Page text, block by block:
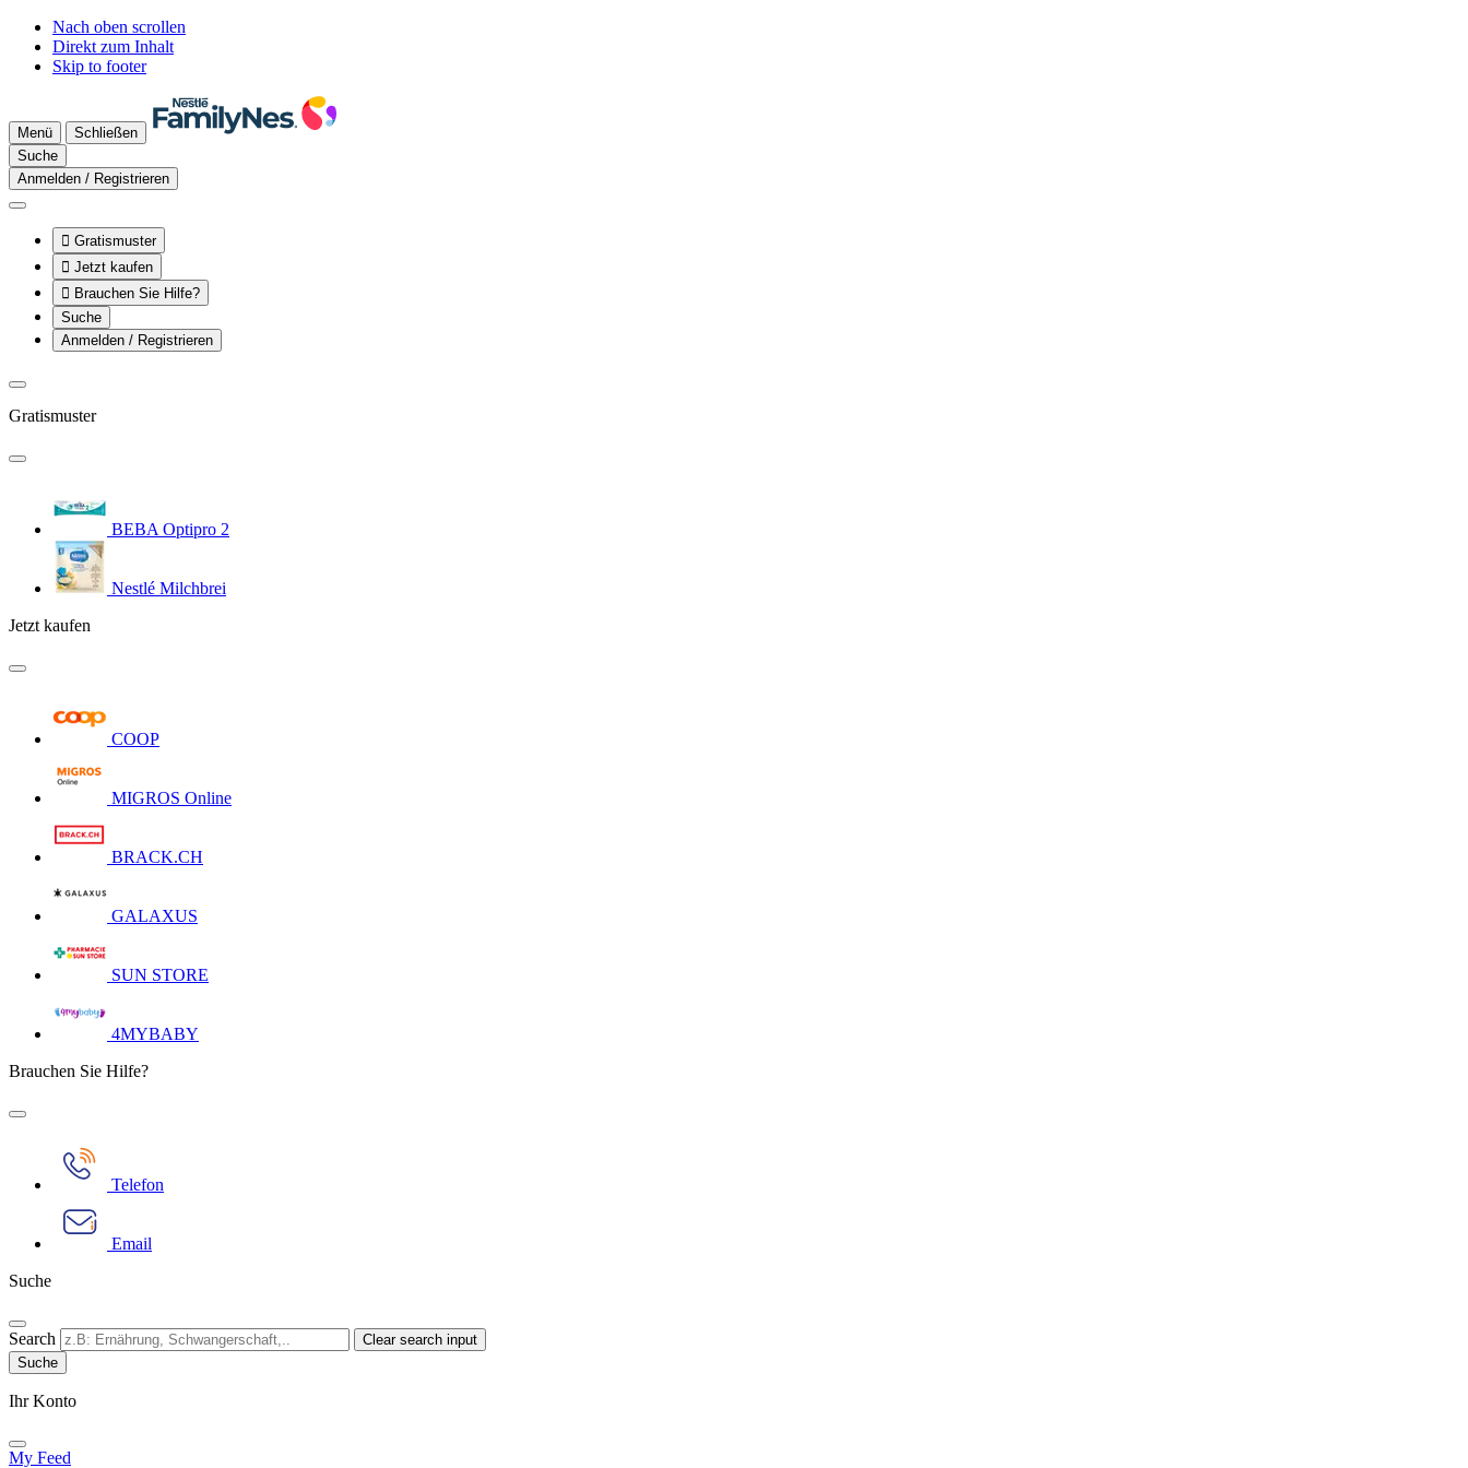
Nach oben scrollen
Direkt zum Inhalt
Skip to footer
Menü
Schließen
Suche
Anmelden / Registrieren
 Gratismuster
 Jetzt kaufen
 Brauchen Sie Hilfe?
Suche
Anmelden / Registrieren
Gratismuster
BEBA Optipro 2
Nestlé Milchbrei
Jetzt kaufen
COOP
MIGROS Online
BRACK.CH
GALAXUS
SUN STORE
4MYBABY
Brauchen Sie Hilfe?
Telefon
Email
Suche
Search Clear search input
Ihr Konto​
My Feed